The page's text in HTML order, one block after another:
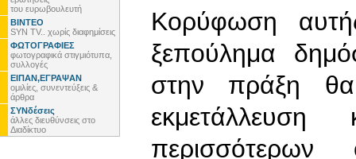
του ευρωβουλευτή
ΒΙΝΤΕΟ
SYN TV.. χωρίς διαφημίσεις
ΦΩΤΟΓΡΑΦΙΕΣ
φωτογραφικά στιγμιότυπα,
συλλογές
ΕΙΠΑΝ,ΕΓΡΑΨΑΝ
ομιλίες, συνεντεύξεις &
άρθρα
ΣΥΝδέσεις
άλλες διευθύνσεις στο
Διαδίκτυο
Κορύφωση
ξεπούλημα
στην πράξη θα